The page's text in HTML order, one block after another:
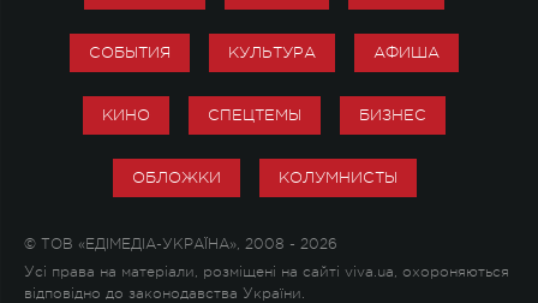
СОБЫТИЯ КУЛЬТУРА АФИША
КИНО СПЕЦТЕМЫ БИЗНЕС
ОБЛОЖКИ КОЛУМНИСТЫ
© ТОВ «ЕДІМЕДІА-УКРАЇНА», 2008 - 2026
Усі права на матеріали, розміщені на сайті viva.ua, охороняються
відповідно до законодавства України.